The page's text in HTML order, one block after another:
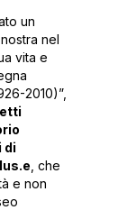
un
nel
vita e
2010)”,
di
, che
e non